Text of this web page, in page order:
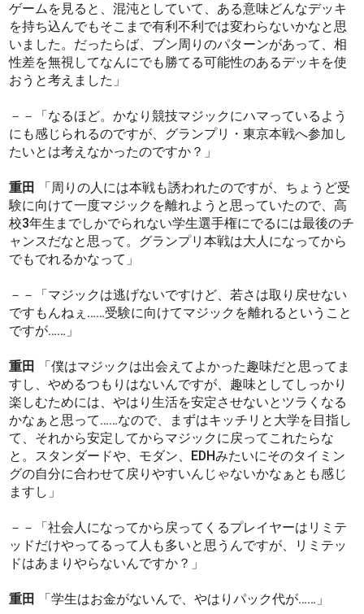
ゲームを見ると、混沌としていて、ある意味どんなデッキ
を持ち込んでもそこまで有利不利では変わらないかなと思
いました。だったらば、ブン周りのパターンがあって、相
性差を無視してなんにでも勝てる可能性のあるデッキを使
おうと考えました」
－－「なるほど。かなり競技マジックにハマっているよう
にも感じられるのですが、グランプリ・東京本戦へ参加し
たいとは考えなかったのですか？」
重田
「周りの人には本戦も誘われたのですが、ちょうど受
験に向けて一度マジックを離れようと思っていたので、高
校3年生までしかでられない学生選手権にでるには最後のチ
ャンスだなと思って。グランプリ本戦は大人になってから
でもでれるかなって」
－－「マジックは逃げないですけど、若さは取り戻せない
ですもんねぇ……受験に向けてマジックを離れるということ
ですが……」
重田
「僕はマジックは出会えてよかった趣味だと思ってま
すし、やめるつもりはないんですが、趣味としてしっかり
楽しむためには、やはり生活を安定させないとツラくなる
かなぁと思って……なので、まずはキッチリと大学を目指し
て、それから安定してからマジックに戻ってこれたらな
と。スタンダードや、モダン、EDHみたいにそのタイミン
グの自分に合わせて戻りやすいんじゃないかなぁとも感じ
ますし」
－－「社会人になってから戻ってくるプレイヤーはリミテ
ッドだけやってるって人も多いと思うんですが、リミテッ
ドはあまりやらないんですか？」
重田 「学生はお金がないんで、やはりパック代が……」